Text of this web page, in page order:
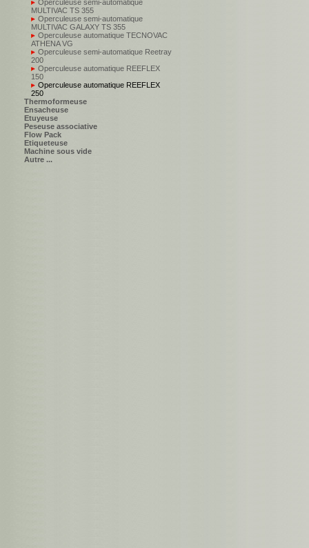
Operculeuse semi-automatique
MULTIVAC TS 355
Operculeuse semi-automatique
MULTIVAC GALAXY TS 355
Operculeuse automatique TECNOVAC
ATHENA VG
Operculeuse semi-automatique Reetray
200
Operculeuse automatique REEFLEX
150
Operculeuse automatique REEFLEX
250
Thermoformeuse
Ensacheuse
Etuyeuse
Peseuse associative
Flow Pack
Etiqueteuse
Machine sous vide
Autre ...